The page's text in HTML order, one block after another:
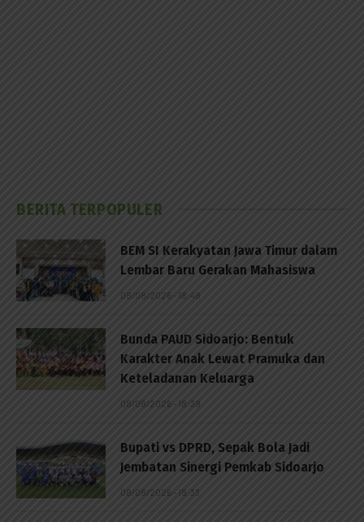
BERITA TERPOPULER
BEM SI Kerakyatan Jawa Timur dalam
Lembar Baru Gerakan Mahasiswa
08/08/2026 - 18:48
Bunda PAUD Sidoarjo: Bentuk
Karakter Anak Lewat Pramuka dan
Keteladanan Keluarga
08/08/2026 - 18:39
Bupati vs DPRD, Sepak Bola Jadi
Jembatan Sinergi Pemkab Sidoarjo
08/08/2026 - 18:33